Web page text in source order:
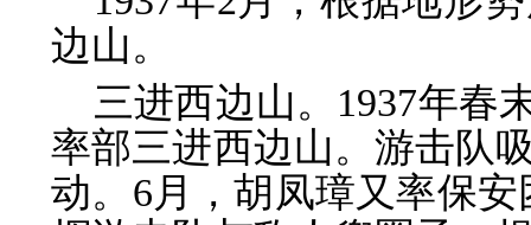
边山。
三进西边山。1937年春
率部三进西边山。游击队
动。6月，胡凤璋又率保